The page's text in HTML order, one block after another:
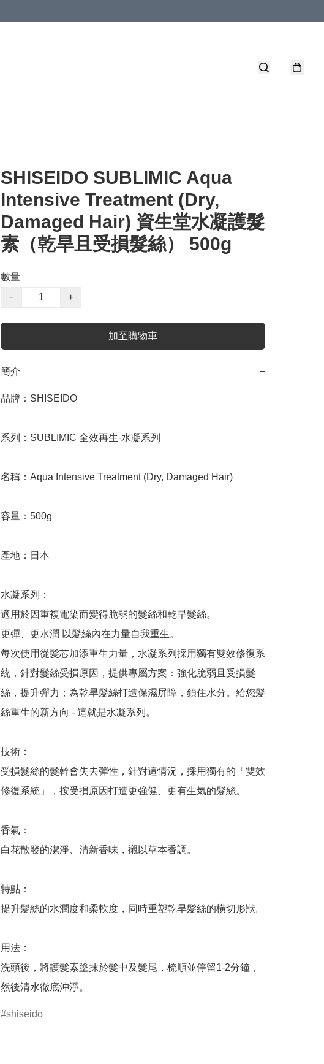
SHISEIDO SUBLIMIC Aqua
Intensive Treatment (Dry,
Damaged Hair) 資生堂水凝護髮
素（乾旱且受損髮絲） 500g
數量
−
+
加至購物車
簡介 −
品牌：SHISEIDO
系列：SUBLIMIC 全效再生-水凝系列
名稱：Aqua Intensive Treatment (Dry, Damaged Hair)
容量：500g
產地：日本
水凝系列：
適用於因重複電染而變得脆弱的髮絲和乾旱髮絲。
更彈、更水潤 以髮絲內在力量自我重生。
每次使用從髮芯加添重生力量，水凝系列採用獨有雙效修復系
統，針對髮絲受損原因，提供專屬方案：強化脆弱且受損髮
絲，提升彈力；為乾旱髮絲打造保濕屏障，鎖住水分。給您髮
絲重生的新方向 - 這就是水凝系列。
技術：
受損髮絲的髮幹會失去彈性，針對這情況，採用獨有的「雙效
修復系統」，按受損原因打造更強健、更有生氣的髮絲。
香氣：
白花散發的潔淨、清新香味，襯以草本香調。
特點：
提升髮絲的水潤度和柔軟度，同時重塑乾旱髮絲的橫切形狀。
用法：
洗頭後，將護髮素塗抹於髮中及髮尾，梳順並停留1-2分鐘，
然後清水徹底沖淨。
shiseido